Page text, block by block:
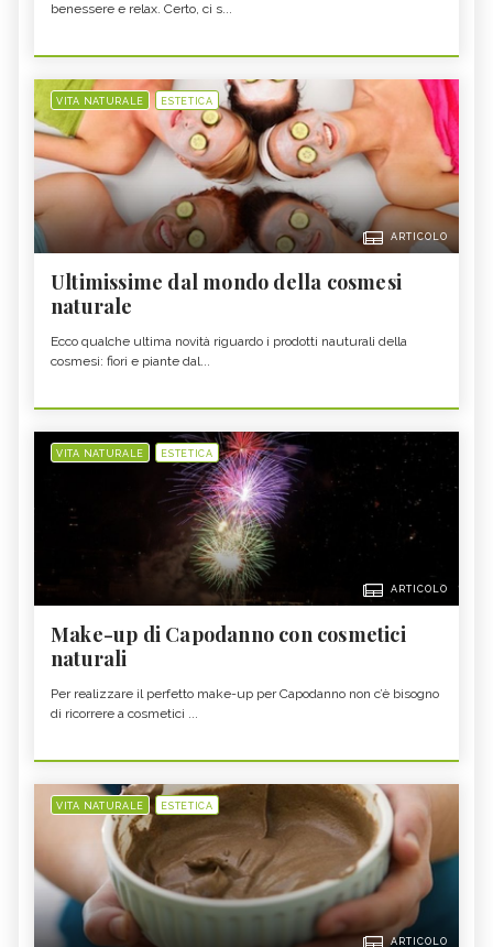
benessere e relax. Certo, ci s...
VITA NATURALE ESTETICA
ARTICOLO
Ultimissime dal mondo della cosmesi
naturale
Ecco qualche ultima novità riguardo i prodotti nauturali della
cosmesi: fiori e piante dal...
VITA NATURALE ESTETICA
ARTICOLO
Make-up di Capodanno con cosmetici
naturali
Per realizzare il perfetto make-up per Capodanno non c’è bisogno
di ricorrere a cosmetici ...
VITA NATURALE ESTETICA
ARTICOLO